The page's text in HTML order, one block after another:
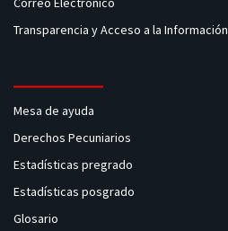
Transparencia y Acceso a la Información
Mesa de ayuda
Derechos Pecuniarios
Estadísticas pregrado
Estadísticas posgrado
Glosario